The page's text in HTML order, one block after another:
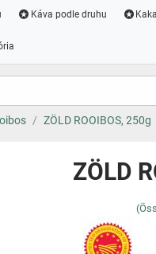
Káva podle druhu Kaka
ZÖLD ROOIBOS, 250g
ZÖLD